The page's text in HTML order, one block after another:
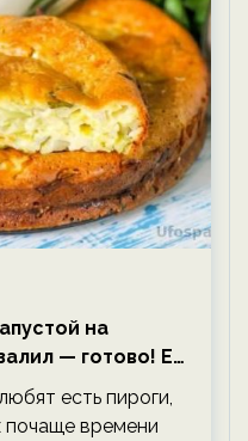
на
— готово! Ем,
есть пироги,
почаще времени